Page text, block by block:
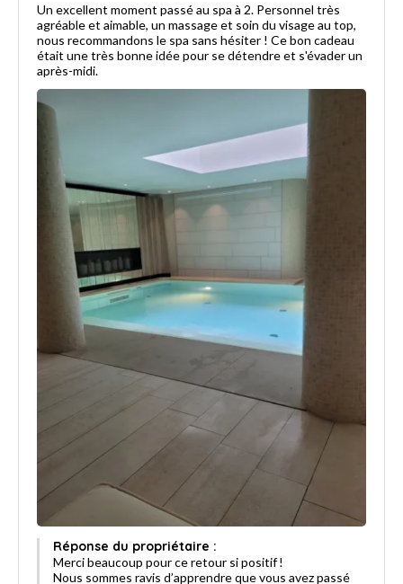
Un excellent moment passé au spa à 2. Personnel très
agréable et aimable, un massage et soin du visage au top,
nous recommandons le spa sans hésiter ! Ce bon cadeau
était une très bonne idée pour se détendre et s'évader un
après-midi.
Réponse du propriétaire :
Merci beaucoup pour ce retour si positif !
Nous sommes ravis d’apprendre que vous avez passé